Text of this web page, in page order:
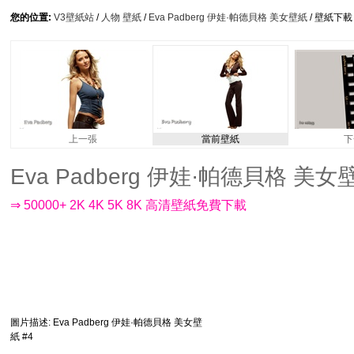
您的位置: V3壁紙站 / 人物 壁紙 / Eva Padberg 伊娃·帕德貝格 美女壁紙 / 壁紙下載
上一張 當前壁紙
Eva Padberg 伊娃·帕德貝格 美女
⇒ 50000+ 2K 4K 5K 8K 高清壁紙免費下載
圖片描述: Eva Padberg 伊娃·帕德貝格 美女壁
紙 #4